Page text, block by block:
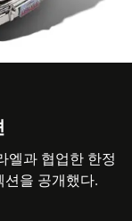
엘과 협업한 한정
션을 공개했다.